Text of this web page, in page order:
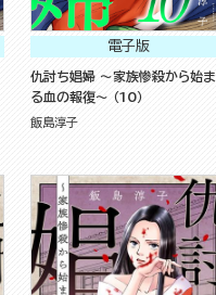
電子版
仇討ち娼婦 ～家族惨殺から始ま
る血の報復～ （10）
飯島淳子